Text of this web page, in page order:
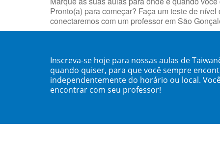
Pronto(a) para começar? Faça um teste de
conectaremos com um professor em São
Inscreva-se hoje para nossas aulas de
quando quiser, para que você sempre
independentemente do horário ou local.
encontrar com seu professor!